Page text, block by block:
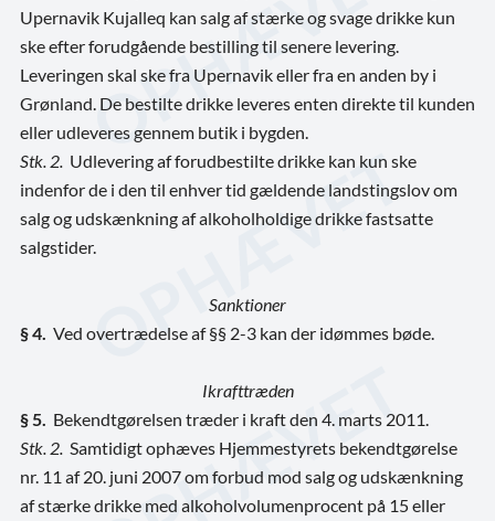
Upernavik Kujalleq kan salg af stærke og svage drikke kun
ske efter forudgående bestilling til senere levering.
Leveringen skal ske fra Upernavik eller fra en anden by i
Grønland. De bestilte drikke leveres enten direkte til kunden
eller udleveres gennem butik i bygden.
Stk. 2. Udlevering af forudbestilte drikke kan kun ske
indenfor de i den til enhver tid gældende landstingslov om
salg og udskænkning af alkoholholdige drikke fastsatte
salgstider.
Sanktioner
§ 4. Ved overtrædelse af §§ 2-3 kan der idømmes bøde.
Ikrafttræden
§ 5. Bekendtgørelsen træder i kraft den 4. marts 2011.
Stk. 2. Samtidigt ophæves Hjemmestyrets bekendtgørelse
nr. 11 af 20. juni 2007 om forbud mod salg og udskænkning
af stærke drikke med alkoholvolumenprocent på 15 eller